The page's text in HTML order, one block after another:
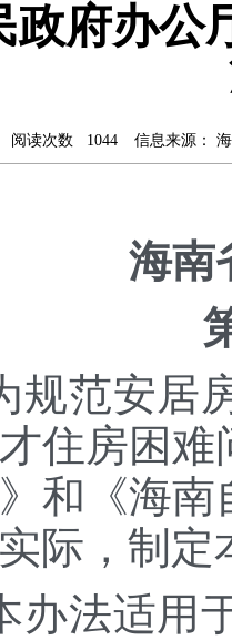
政府办公
阅读次数 1044 信息来源：
海南
规范安居
住房困
和《海
际，制定
办法适用